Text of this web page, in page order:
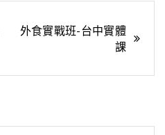
外食實戰班-台中實體
課